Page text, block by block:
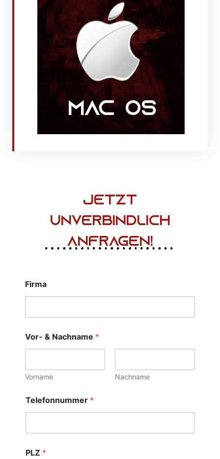
Jetzt
unverbindlich
anfragen!
Firma
Vor- & Nachname *
Vorname Nachname
Telefonnummer *
PLZ *